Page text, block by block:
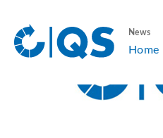
News
Home